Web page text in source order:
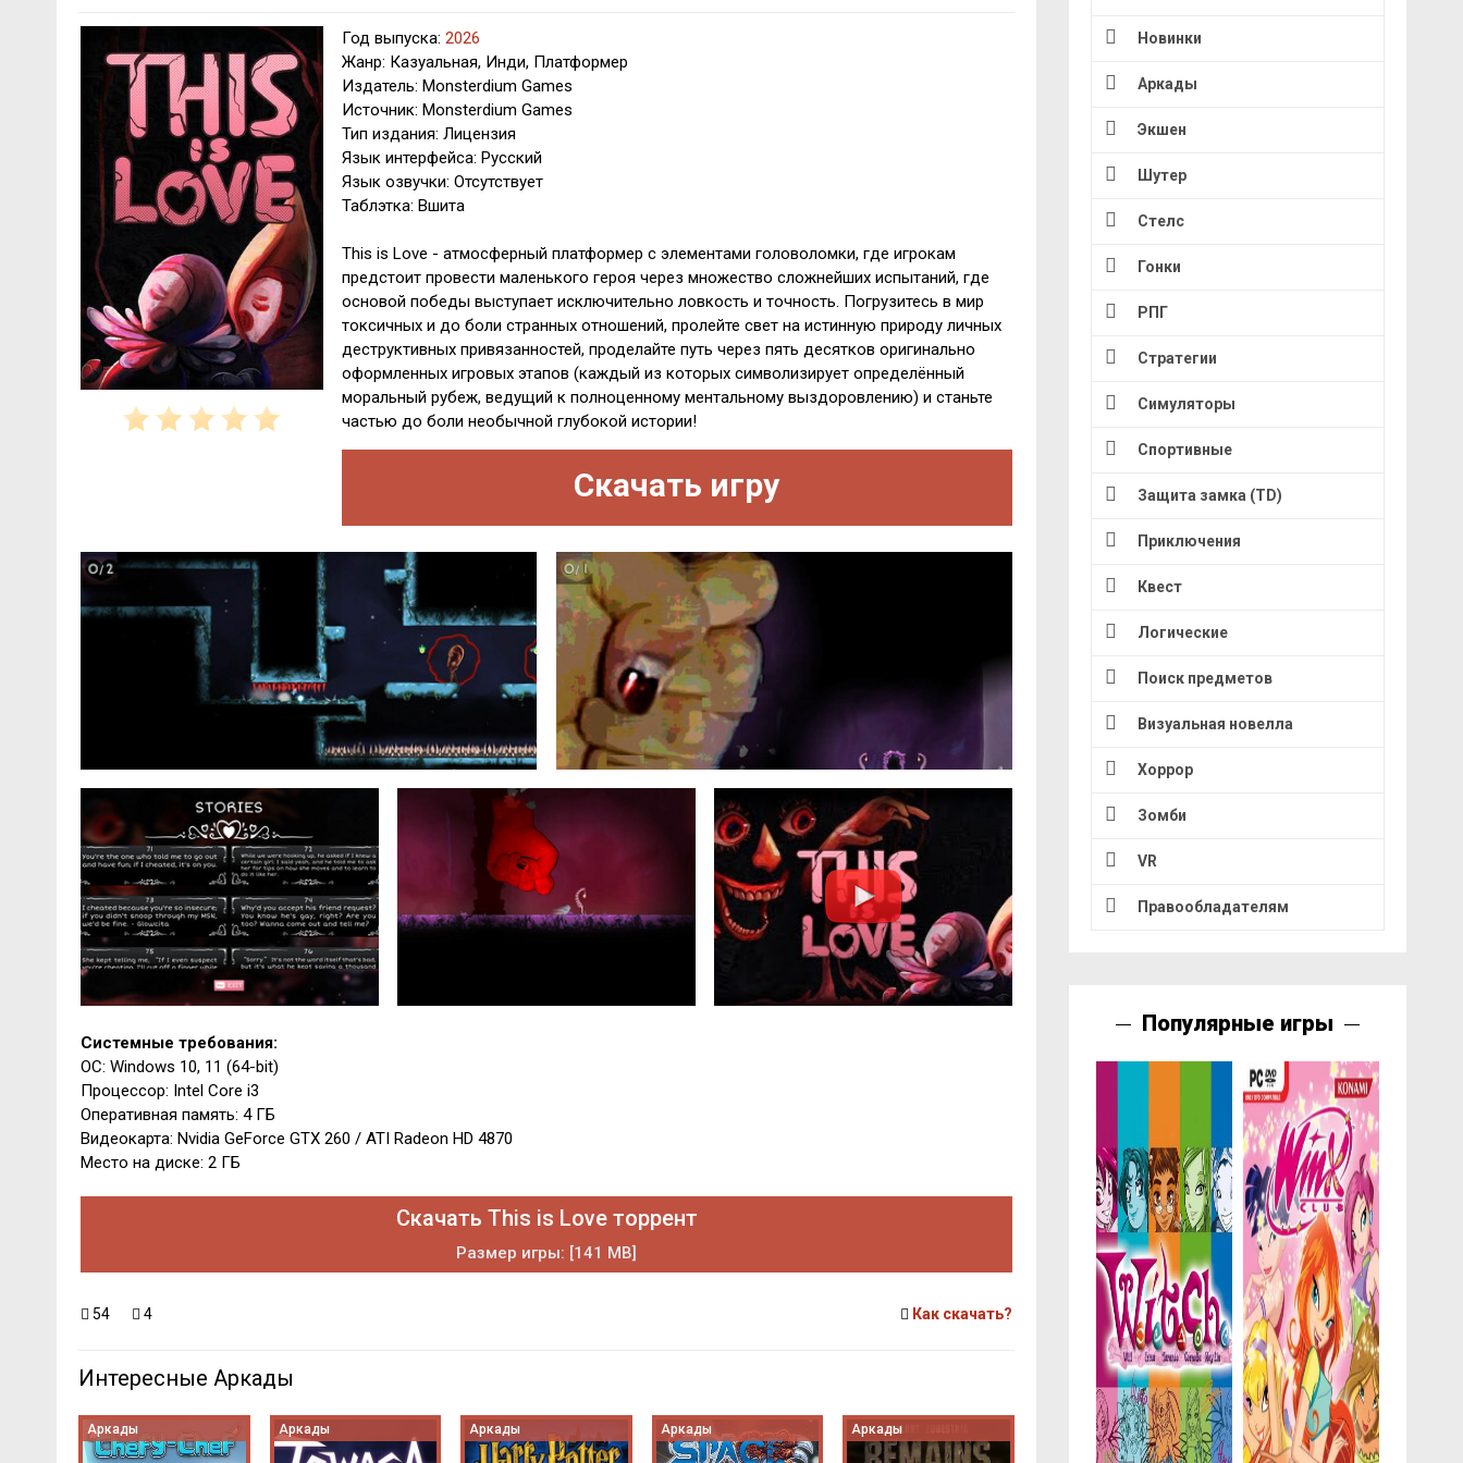
Год выпуска: 2026
Жанр: Казуальная, Инди, Платформер
Издатель: Monsterdium Games
Источник: Monsterdium Games
Тип издания: Лицензия
Язык интерфейса: Русский
Язык озвучки: Отсутствует
Таблэтка: Вшита
This is Love - атмосферный платформер с элементами головоломки, где игрокам
предстоит провести маленького героя через множество сложнейших испытаний, где
основой победы выступает исключительно ловкость и точность. Погрузитесь в мир
токсичных и до боли странных отношений, пролейте свет на истинную природу личных
деструктивных привязанностей, проделайте путь через пять десятков оригинально
оформленных игровых этапов (каждый из которых символизирует определённый
моральный рубеж, ведущий к полноценному ментальному выздоровлению) и станьте
частью до боли необычной глубокой истории!
Скачать игру
Системные требования:
ОС: Windows 10, 11 (64-bit)
Процессор: Intel Core i3
Оперативная память: 4 ГБ
Видеокарта: Nvidia GeForce GTX 260 / ATI Radeon HD 4870
Место на диске: 2 ГБ
Скачать This is Love торрент
Размер игры: [141 MB]
54 4 Как скачать?
Интересные Аркады
Аркады Аркады Аркады Аркады Аркады
Новинки
Аркады
Экшен
Шутер
Стелс
Гонки
РПГ
Стратегии
Симуляторы
Спортивные
Защита замка (TD)
Приключения
Квест
Логические
Поиск предметов
Визуальная новелла
Хоррор
Зомби
VR
Правообладателям
Популярные игры